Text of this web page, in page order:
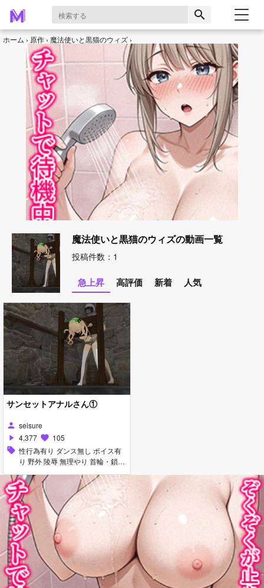
search
ホーム 原作 魔法使いと黒猫のウィズ
魔法使いと黒猫のウィズの動画一覧
投稿件数：1
急上昇 高評価 新着 人気
サンセットアナルさん①
person seisure
play_arrow 4,377 favorite 105
sell 性行為有り ダンス無し ボイス有
り 野外 陵辱 無理やり 首輪・鎖・